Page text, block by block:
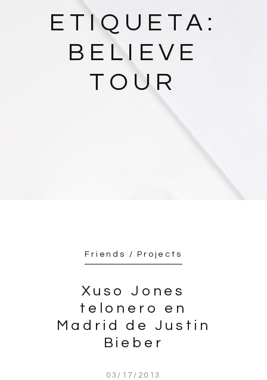
ETIQUETA:
BELIEVE
TOUR
Friends / Projects
Xuso Jones
telonero en
Madrid de Justin
Bieber
03/17/2013